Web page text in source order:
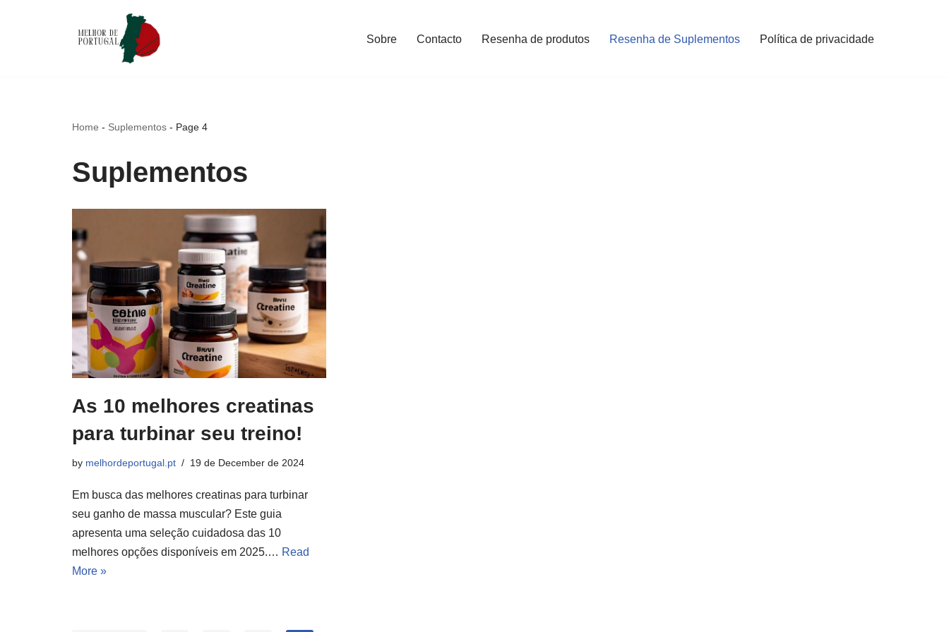
Sobre Contacto Resenha de produtos Resenha de Suplementos Política de privacidade
Home - Suplementos - Page 4
Suplementos
As 10 melhores creatinas
para turbinar seu treino!
by melhordeportugal.pt 19 de December de 2024
Em busca das melhores creatinas para turbinar
seu ganho de massa muscular? Este guia
apresenta uma seleção cuidadosa das 10
melhores opções disponíveis em 2025.… Read
More »